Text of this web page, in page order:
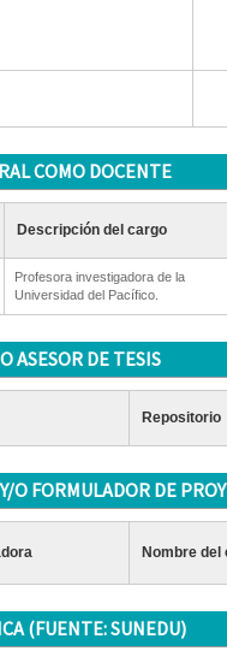
COMO DOCENTE
Descripción del cargo
Profesora investigadora de la
Universidad del Pacífico.
ASESOR DE TESIS
Repositorio
O FORMULADOR DE
Nombre del
(FUENTE: SUNEDU)